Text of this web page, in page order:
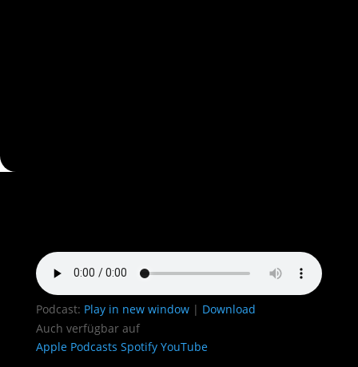
Podcast: Play in new window| Download
Auch verfügbar auf
Apple Podcasts Spotify YouTube